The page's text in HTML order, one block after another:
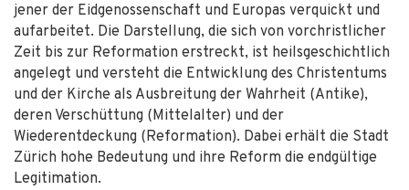
jener der Eidgenossenschaft und Europas verquickt und
aufarbeitet. Die Darstellung, die sich von vorchristlicher
Zeit bis zur Reformation erstreckt, ist heilsgeschichtlich
angelegt und versteht die Entwicklung des Christentums
und der Kirche als Ausbreitung der Wahrheit (Antike),
deren Verschüttung (Mittelalter) und der
Wiederentdeckung (Reformation). Dabei erhält die Stadt
Zürich hohe Bedeutung und ihre Reform die endgültige
Legitimation.